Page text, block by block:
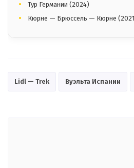
Тур Германии (2024)
Кюрне — Брюссель — Кюрне
Lidl — Trek Вуэльта Испании